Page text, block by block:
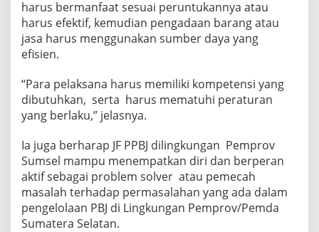
harus bermanfaat sesuai peruntukannya atau
harus efektif, kemudian pengadaan barang atau
jasa harus menggunakan sumber daya yang
efisien.
“Para pelaksana harus memiliki kompetensi yang
dibutuhkan, serta harus mematuhi peraturan
yang berlaku,” jelasnya.
Ia juga berharap JF PPBJ dilingkungan Pemprov
Sumsel mampu menempatkan diri dan berperan
aktif sebagai problem solver atau pemecah
masalah terhadap permasalahan yang ada dalam
pengelolaan PBJ di Lingkungan Pemprov/Pemda
Sumatera Selatan.